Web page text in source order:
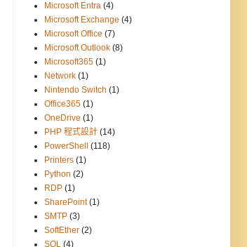
Microsoft Entra (4)
Microsoft Exchange (4)
Microsoft Office (7)
Microsoft Outlook (8)
Microsoft365 (1)
Network (1)
Nintendo Switch (1)
Office365 (1)
OneDrive (1)
PHP 程式設計 (14)
PowerShell
(118)
Printers (1)
Python (2)
RDP (1)
SharePoint (1)
SMTP (3)
SoftEther (2)
SQL (4)